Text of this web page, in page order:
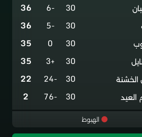
30
-6
36
30
-5
36
30
0
35
30
+3
35
الخشنة 30
-24
22
30
-76
2
الهبوط